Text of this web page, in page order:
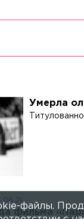
Умерла
фильма
файлы.